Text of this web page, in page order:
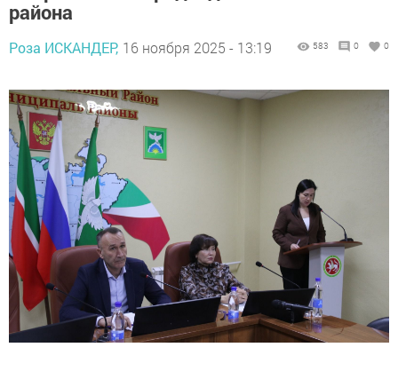
района
Роза ИСКАНДЕР, 16 ноября 2025 - 13:19 583 0 0